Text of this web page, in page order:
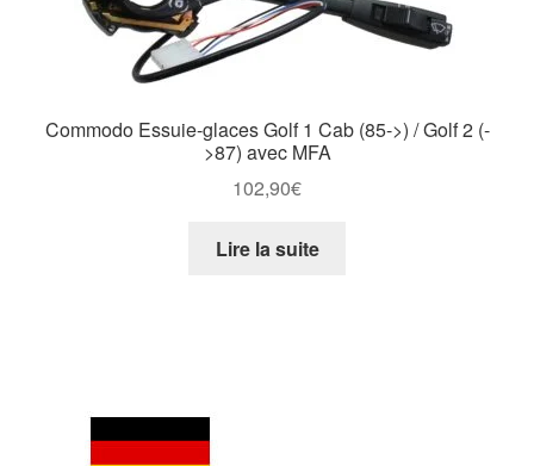
Commodo Essuie-glaces Golf 1 Cab (85->) / Golf 2 (-
>87) avec MFA
102,90€
Lire la suite